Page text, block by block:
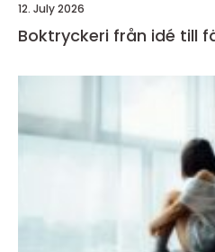
12. July 2026
Boktryckeri från